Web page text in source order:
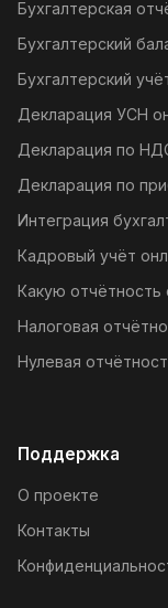
Бухгалтерская
Бухгалтерский
Бухгалтерский
Декларация УСН
Декларация по
Декларация по
Интеграция
Кадровый учёт
Какую отчётность
Налоговая
Нулевая
Поддержка
О проекте
Контакты